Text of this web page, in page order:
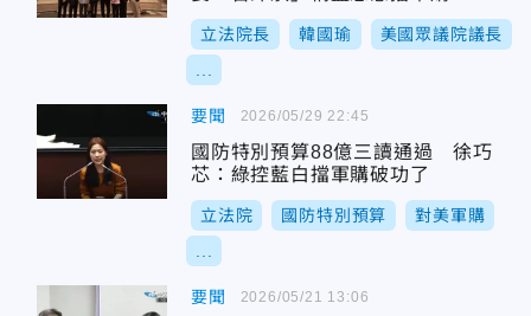
立法院長 韓國瑜 美國眾議院議長
要聞
國防特別預算88億三讀通過 徐巧
芯：綠控藍白擋軍購破功了
立法院 國防特別預算 對美軍購
2026/05/29 22:45
要聞 2026/05/21 13:06